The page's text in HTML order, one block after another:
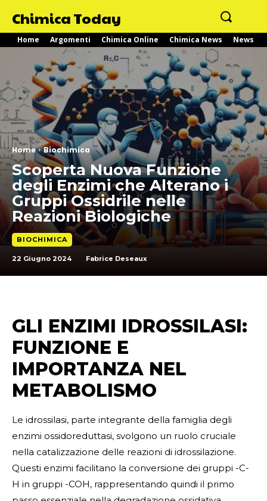
Chimica Today
Home Argomenti Chimica Online Chimica News News
Home Biochimica
Scoperta Nuova Funzione
degli Enzimi che Alterano i
Gruppi Ossidrile nelle
Reazioni Biologiche
BIOCHIMICA
22 Giugno 2024 Fabrice Deseaux
GLI ENZIMI IDROSSILASI:
FUNZIONE E
IMPORTANZA NEL
METABOLISMO
Le idrossilasi, parte integrante della famiglia degli
enzimi ossidoreduttasi, svolgono un ruolo cruciale
nella catalizzazione delle reazioni di idrossilazione.
Questi enzimi facilitano la conversione dei gruppi -C-
H in gruppi -COH, rappresentando quindi il primo